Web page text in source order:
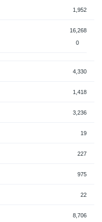
1,952
16,268
0
4,330
1,418
3,236
19
227
975
22
8,706